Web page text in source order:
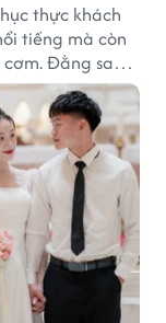
thực khách
tiếng mà còn
Đằng sau
người dân gìn